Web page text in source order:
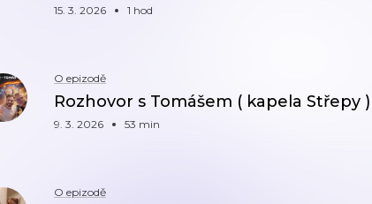
15. 3. 2026 1 hod
O epizodě
Rozhovor s Tomášem ( kapela Střepy )
9. 3. 2026 53 min
O epizodě